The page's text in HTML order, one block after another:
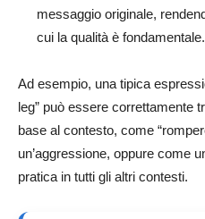
messaggio originale,
cui la qualità è fondamentale.
Ad esempio, una tipica
leg” può essere correttamente
base al contesto, come
un’aggressione, oppure come
pratica in tutti gli altri contesti.